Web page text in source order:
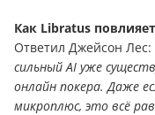
Как Libratus
Ответил Джейсон Лес:
сильный AI уже
онлайн покера. Даже
микроплюс, это всё